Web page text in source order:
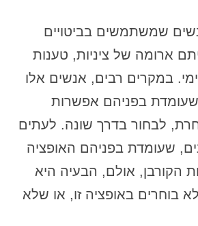
שמשתמשים בביטויים
ארומה של ציניות, טענות
במקרים רבים, אנשים אלו
שעומדת בפניהם אפשרות
לבחור בדרך שונה. לעתים
שעומדת בפניהם האופציה
הקורבן, אולם, הבעיה היא
בוחרים באופציה זו, או שלא